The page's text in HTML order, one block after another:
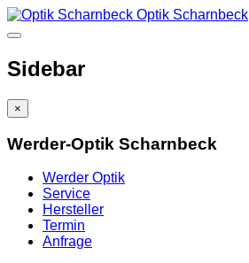
Optik Scharnbeck
Sidebar
×
Werder-Optik Scharnbeck
Werder Optik
Service
Hersteller
Termin
Anfrage